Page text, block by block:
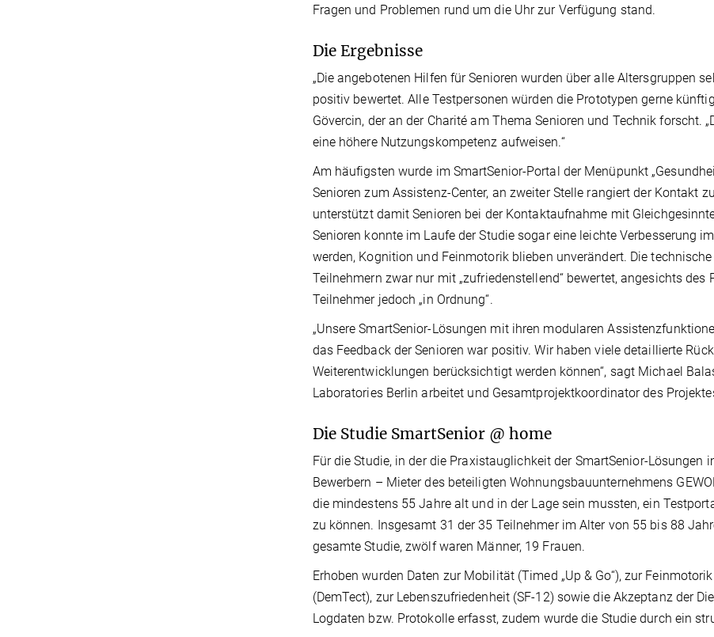
Fragen und Problemen rund um die Uhr zur Verfügung stand.
Die Ergebnisse
„Die angebotenen Hilfen für Senioren wurden über alle Altersgruppen
positiv bewertet. Alle Testpersonen würden die Prototypen gerne
Gövercin, der an der Charité am Thema Senioren und Technik forscht.
eine höhere Nutzungskompetenz aufweisen.“
Am häufigsten wurde im SmartSenior-Portal der Menüpunkt
Senioren zum Assistenz-Center, an zweiter Stelle rangiert der Kontakt
unterstützt damit Senioren bei der Kontaktaufnahme mit
Senioren konnte im Laufe der Studie sogar eine leichte Verbesserung
werden, Kognition und Feinmotorik blieben unverändert. Die
Teilnehmern zwar nur mit „zufriedenstellend“ bewertet, angesichts
Teilnehmer jedoch „in Ordnung“.
„Unsere SmartSenior-Lösungen mit ihren modularen
das Feedback der Senioren war positiv. Wir haben viele detaillierte
Weiterentwicklungen berücksichtigt werden können“, sagt Michael
Laboratories Berlin arbeitet und Gesamtprojektkoordinator des
Die Studie SmartSenior @ home
Für die Studie, in der die Praxistauglichkeit der SmartSenior-
Bewerbern – Mieter des beteiligten Wohnungsbauunternehmens
die mindestens 55 Jahre alt und in der Lage sein mussten, ein
zu können. Insgesamt 31 der 35 Teilnehmer im Alter von 55 bis 88
gesamte Studie, zwölf waren Männer, 19 Frauen.
Erhoben wurden Daten zur Mobilität (Timed „Up & Go“), zur
(DemTect), zur Lebenszufriedenheit (SF-12) sowie die Akzeptanz der
Logdaten bzw. Protokolle erfasst, zudem wurde die Studie durch ein